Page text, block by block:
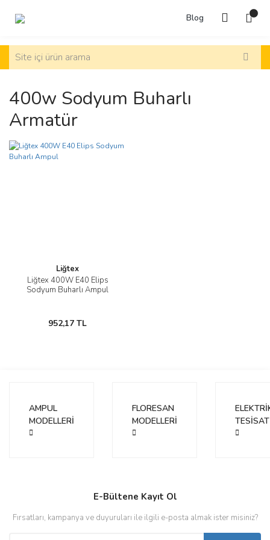
Blog
400w Sodyum Buharlı
Armatür
Liğtex
Liğtex 400W E40 Elips
Sodyum Buharlı Ampul
952,17 TL
AMPUL
MODELLERİ
FLORESAN
MODELLERİ
TESİSAT
E-Bültene Kayıt Ol
Fırsatları, kampanya ve duyuruları ile ilgili e-posta almak ister misiniz?